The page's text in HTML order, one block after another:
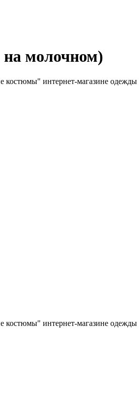
молочном)
интернет-магазине
интернет-магазине